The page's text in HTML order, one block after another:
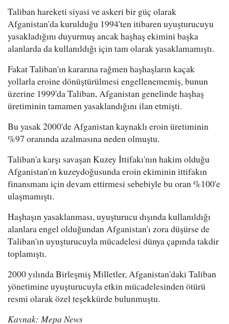
Taliban hareketi siyasi ve askeri bir güç olarak
Afganistan'da kurulduğu 1994'ten itibaren uyuşturucuyu
yasakladığını duyurmuş ancak haşhaş ekimini başka
alanlarda da kullanıldığı için tam olarak yasaklamamıştı.
Fakat Taliban'ın kararına rağmen haşhaşların kaçak
yollarla eroine dönüştürülmesi engellenememiş, bunun
üzerine 1999'da Taliban, Afganistan genelinde haşhaş
üretiminin tamamen yasaklandığını ilan etmişti.
Bu yasak 2000'de Afganistan kaynaklı eroin üretiminin
%97 oranında azalmasına neden olmuştu.
Taliban'a karşı savaşan Kuzey İttifakı'nın hakim olduğu
Afganistan'ın kuzeydoğusunda eroin ekiminin ittifakın
finansmanı için devam ettirmesi sebebiyle bu oran %100'e
ulaşmamıştı.
Haşhaşın yasaklanması, uyuşturucu dışında kullanıldığı
alanlara engel olduğundan Afganistan'ı zora düşürse de
Taliban'ın uyuşturucuyla mücadelesi dünya çapında takdir
toplamıştı.
2000 yılında Birleşmiş Milletler, Afganistan'daki Taliban
yönetimine uyuşturucuyla etkin mücadelesinden ötürü
resmi olarak özel teşekkürde bulunmuştu.
Kaynak: Mepa News